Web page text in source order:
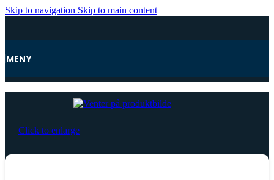
Skip to navigation Skip to main content
MENY
Hjem
Click to enlarge